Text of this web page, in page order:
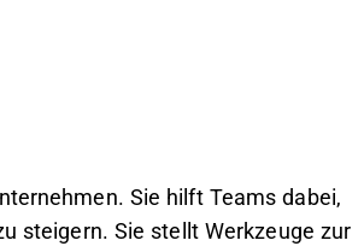
Sie hilft Teams dabei,
steigern. Sie stellt Werkzeuge zur